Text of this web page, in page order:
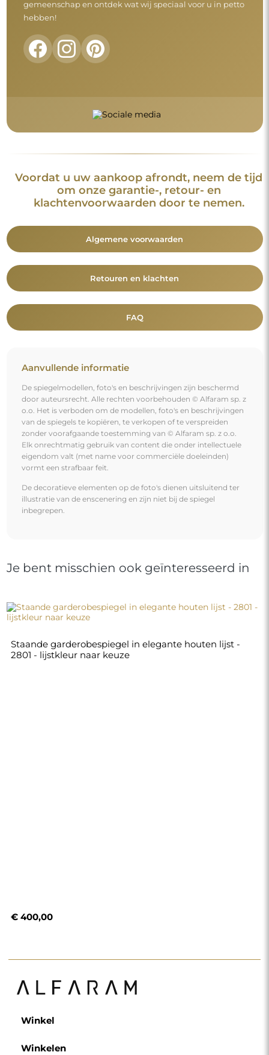
gemeenschap en ontdek wat wij speciaal voor u in petto
hebben!
Voordat u uw aankoop afrondt, neem de tijd
om onze garantie-, retour- en
klachtenvoorwaarden door te nemen.
Algemene voorwaarden
Retouren en klachten
FAQ
Aanvullende informatie
De spiegelmodellen, foto's en beschrijvingen zijn beschermd
door auteursrecht. Alle rechten voorbehouden © Alfaram sp. z
o.o. Het is verboden om de modellen, foto's en beschrijvingen
van de spiegels te kopiëren, te verkopen of te verspreiden
zonder voorafgaande toestemming van © Alfaram sp. z o.o.
Elk onrechtmatig gebruik van content die onder intellectuele
eigendom valt (met name voor commerciële doeleinden)
vormt een strafbaar feit.
De decoratieve elementen op de foto's dienen uitsluitend ter
illustratie van de enscenering en zijn niet bij de spiegel
inbegrepen.
Je bent misschien ook geïnteresseerd in
Staande garderobespiegel in elegante houten lijst -
2801 - lijstkleur naar keuze
€ 400,00
Winkel
Winkelen